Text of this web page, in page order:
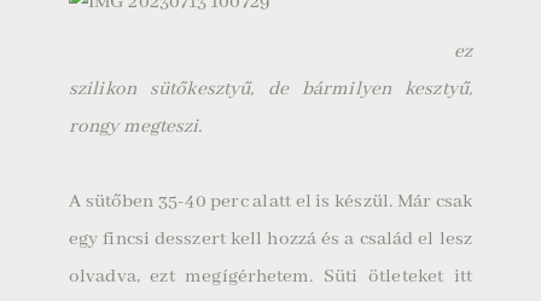
ez
szilikon sütőkesztyű, de bármilyen kesztyű,
rongy megteszi.
A sütőben 35-40 perc alatt el is készül. Már csak
egy fincsi desszert kell hozzá és a család el lesz
olvadva, ezt megígérhetem. Süti ötleteket itt